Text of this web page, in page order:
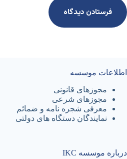
فرستادن دیدگاه
اطلاعات موسسه
مجوزهای قانونی
مجوزهای شرعی
معرفی شجره نامه و ضمائم
نمایندگان دستگاه های دولتی
درباره موسسه IKC